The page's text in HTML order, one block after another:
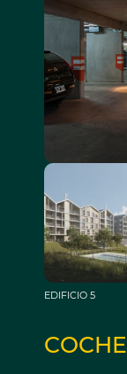
EDIFICIO 5